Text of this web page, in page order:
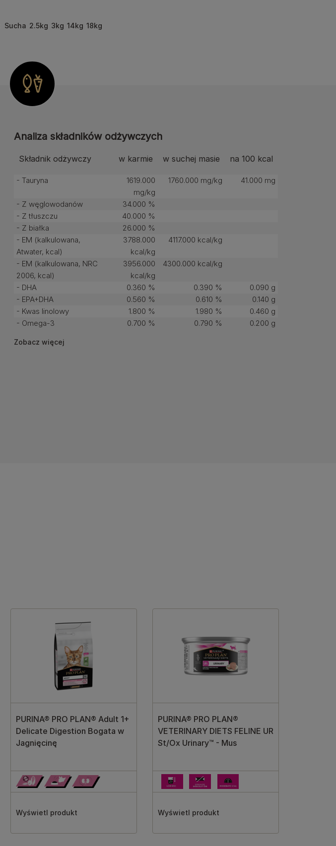
Sucha 2.5kg 3kg 14kg 18kg
Analiza składników odżywczych
Składnik odżywczy w karmie w suchej masie na 100 kcal
- Tauryna
1619.000
mg/kg
1760.000 mg/kg 41.000 mg
- Z węglowodanów
34.000 %
- Z tłuszczu
40.000 %
- Z białka
26.000 %
- EM (kalkulowana,
Atwater, kcal)
3788.000
kcal/kg
4117.000 kcal/kg
- EM (kalkulowana, NRC
2006, kcal)
3956.000
kcal/kg
4300.000 kcal/kg
- DHA 0.360 % 0.390 %
0.090 g
- EPA+DHA
0.560 % 0.610 %
0.140 g
- Kwas linolowy
1.800 % 1.980 %
0.460 g
- Omega-3
0.700 % 0.790 % 0.200 g
Zobacz więcej
PURINA® PRO PLAN® Adult 1+
Delicate Digestion Bogata w
Jagnięcinę
Wyświetl produkt
PURINA® PRO PLAN®
VETERINARY DIETS FELINE UR
St/Ox Urinary™ - Mus
Wyświetl produkt